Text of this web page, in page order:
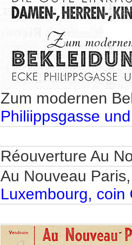
Zum modernen
Philiippsgasse
Réouverture Au
Au Nouveau
Luxembourg, coin